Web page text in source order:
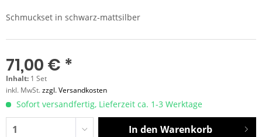
Schmuckset in schwarz-mattsilber
71,00 € *
Inhalt: 1 Set
inkl. MwSt.zzgl. Versandkosten
Sofort versandfertig, Lieferzeit ca. 1-3 Werktage
In den Warenkorb